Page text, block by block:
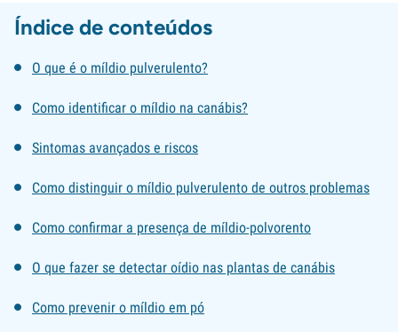
Índice de conteúdos
O que é o míldio pulverulento?
Como identificar o míldio na canábis?
Sintomas avançados e riscos
Como distinguir o míldio pulverulento de outros problemas
Como confirmar a presença de míldio-polvorento
O que fazer se detectar oídio nas plantas de canábis
Como prevenir o míldio em pó